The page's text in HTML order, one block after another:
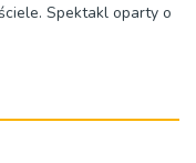
Spektakl oparty o